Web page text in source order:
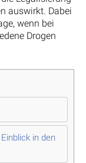
auswirkt. Dabei
wenn bei
Drogen
in den